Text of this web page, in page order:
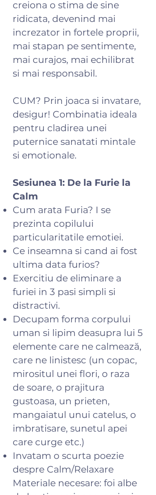
creiona o stima de sine
ridicata, devenind mai
increzator in fortele proprii,
mai stapan pe sentimente,
mai curajos, mai echilibrat
si mai responsabil.
CUM? Prin joaca si invatare,
desigur! Combinatia ideala
pentru cladirea unei
puternice sanatati mintale
si emotionale.
Sesiunea 1: De la Furie la
Calm
Cum arata Furia? I se
prezinta copilului
particularitatile emotiei.
Ce inseamna si cand ai fost
ultima data furios?
Exercitiu de eliminare a
furiei in 3 pasi simpli si
distractivi.
Decupam forma corpului
uman si lipim deasupra lui 5
elemente care ne calmează,
care ne linistesc (un copac,
mirositul unei flori, o raza
de soare, o prajitura
gustoasa, un prieten,
mangaiatul unui catelus, o
imbratisare, sunetul apei
care curge etc.)
Invatam o scurta poezie
despre Calm/Relaxare
Materiale necesare: foi albe